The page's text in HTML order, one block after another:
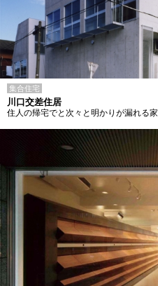
集合住宅
川口交差住居
住人の帰宅でと次々と明かりが漏れる家